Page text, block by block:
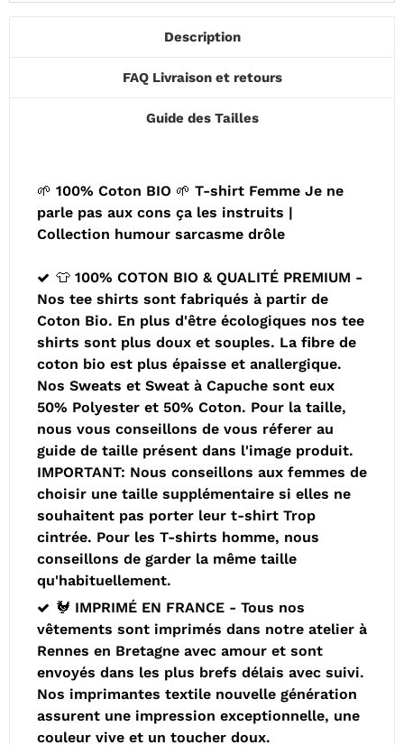
Description
FAQ Livraison et retours
Guide des Tailles
🌱 100% Coton BIO 🌱 T-shirt Femme Je ne
parle pas aux cons ça les instruits |
Collection humour sarcasme drôle
👕 100% COTON BIO & QUALITÉ PREMIUM -
Nos tee shirts sont fabriqués à partir de
Coton Bio. En plus d'être écologiques nos tee
shirts sont plus doux et souples. La fibre de
coton bio est plus épaisse et anallergique.
Nos Sweats et Sweat à Capuche sont eux
50% Polyester et 50% Coton. Pour la taille,
nous vous conseillons de vous réferer au
guide de taille présent dans l'image produit.
IMPORTANT: Nous conseillons aux femmes de
choisir une taille supplémentaire si elles ne
souhaitent pas porter leur t-shirt Trop
cintrée. Pour les T-shirts homme, nous
conseillons de garder la même taille
qu'habituellement.
🐓 IMPRIMÉ EN FRANCE - Tous nos
vêtements sont imprimés dans notre atelier à
Rennes en Bretagne avec amour et sont
envoyés dans les plus brefs délais avec suivi.
Nos imprimantes textile nouvelle génération
assurent une impression exceptionnelle, une
couleur vive et un toucher doux.